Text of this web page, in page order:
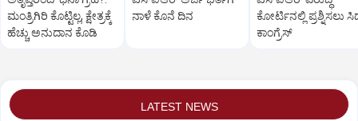
ಮಂತ್ರಿಗಿರಿ ಕೊಟ್ಟಿಲ್ಲ, ಕ್ಷೇತ್ರಕ್ಕೆ
ಹೆಚ್ಚು ಅನುದಾನ ಕೊಡಿ
ನಾಳೆ ಕೊನೆ ದಿನ
ಕೋರ್ಟಿನಲ್ಲಿ ಪ್ರಶ್ನಿಸಲು
ಕಾಂಗ್ರೆಸ್‌
LATEST NEWS